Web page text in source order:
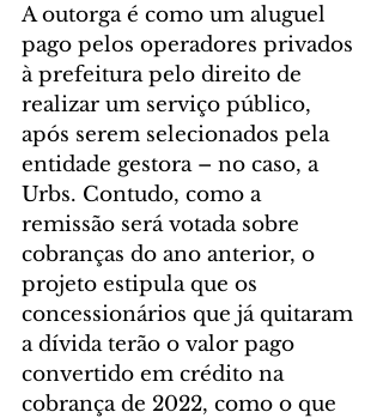
A outorga é como um aluguel
pago pelos operadores privados
à prefeitura pelo direito de
realizar um serviço público,
após serem selecionados pela
entidade gestora – no caso, a
Urbs. Contudo, como a
remissão será votada sobre
cobranças do ano anterior, o
projeto estipula que os
concessionários que já quitaram
a dívida terão o valor pago
convertido em crédito na
cobrança de 2022, como o que